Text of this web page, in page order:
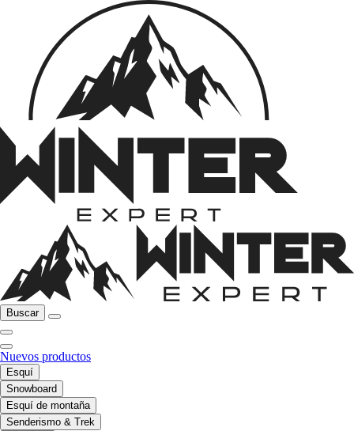
Buscar
Nuevos productos
Esquí
Snowboard
Esquí de montaña
Senderismo & Trek